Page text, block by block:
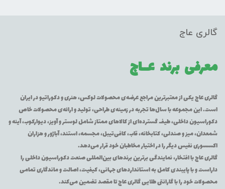
گالری عاج
معرفی برند عــاج
گالری عاج یکی از معتبرترین مراجع عرضه‌ی محصولات لوکس، هنری و دکوراتیو در ایران
است. این مجموعه با سال‌ها تجربه در زمینه‌ی طراحی، تولید و ارائه‌ی محصولات خاص
دکوراسیون داخلی، طیف گسترده‌ای از کالاهای ممتاز شامل لوستر و آویز، دیوارکوب، آینه و
شمعدان، میز و صندلی، کتابخانه، قاب، کافی‌تیبل، مجسمه، استند، آباژور و هزاران
اکسسوری نفیس دیگر را در اختیار مخاطبان خود قرار می‌دهد.
گالری عاج با افتخار، نمایندگی برترین برندهای بین‌المللی صنعت دکوراسیون داخلی را
داراست و با پایبندی کامل به استانداردهای جهانی، کیفیت، اصالت و ماندگاری تمامی
محصولات خود را با گارانتی طلایی گالری عاج تا مقصد تضمین می‌کند.